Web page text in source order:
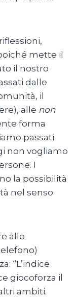
mette il
il nostro
dalle
il
alle non
forma
passati
non vogliamo
I
la possibilità
nel senso
allo
“L’indice
giocoforza il
ambiti.